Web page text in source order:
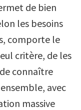
de bien
les besoins
comporte le
critère, de les
connaître
avec
massive